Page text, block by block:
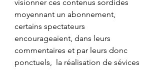
visionner ces contenus sordides
moyennant un abonnement,
certains spectateurs
encourageaient, dans leurs
commentaires et par leurs donc
ponctuels,  la réalisation de sévices